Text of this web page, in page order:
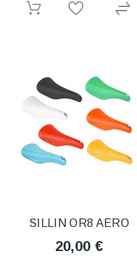
SILLIN OR8 AERO
20,00 €